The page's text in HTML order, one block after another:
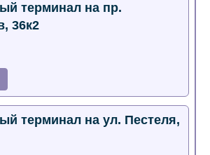
терминал на пр.
36к2
терминал на ул. Пестеля,